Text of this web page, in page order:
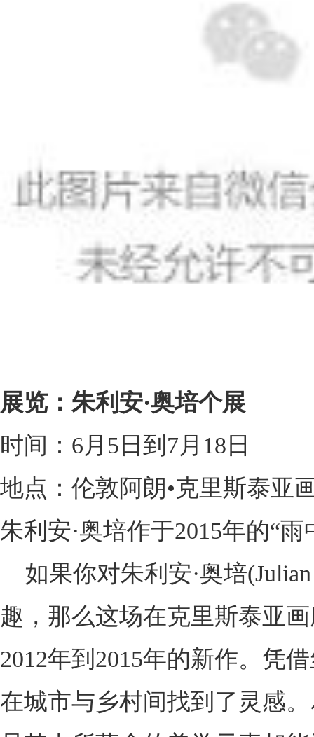
展览：朱利安·奥培个展
时间：6月5日到7月18日
地点：伦敦阿朗•克里斯泰亚
朱利安·奥培作于2015年的“
如果你对朱利安·奥培
趣，那么这场在克里斯泰亚
2012年到2015年的新作。凭
在城市与乡村间找到了灵感